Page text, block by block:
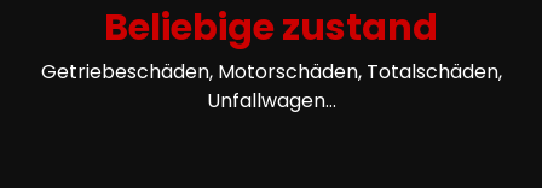
Beliebige zustand
Getriebeschäden, Motorschäden, Totalschäden,
Unfallwagen...